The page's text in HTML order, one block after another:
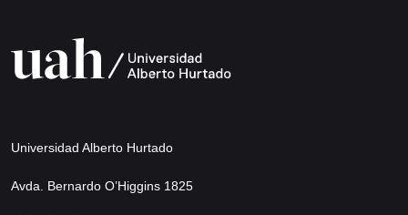
Universidad Alberto Hurtado
Avda. Bernardo O’Higgins 1825